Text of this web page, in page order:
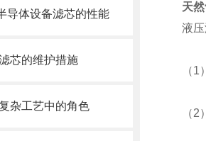
导体设备滤芯的性能
芯的维护措施
杂工艺中的角色
天
液
（
（